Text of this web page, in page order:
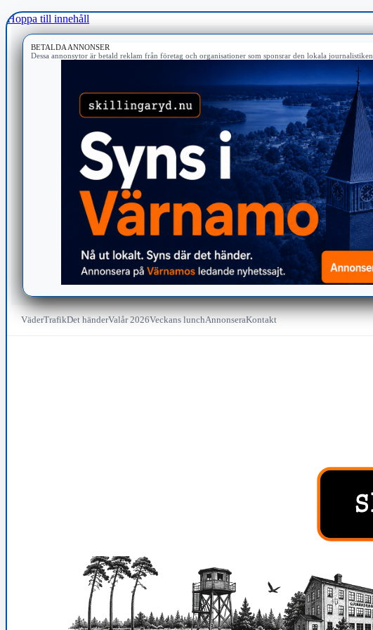
Hoppa till innehåll
BETALDA ANNONSER
Dessa annonsytor är betald reklam från företag och organisationer som sponsrar den lokala journalistiken.
VäderTrafikDet händerValår 2026Veckans lunchAnnonseraKontakt